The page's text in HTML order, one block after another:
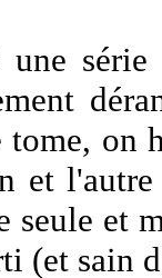
une
tome, on
et l'autre
seule et
(et sain